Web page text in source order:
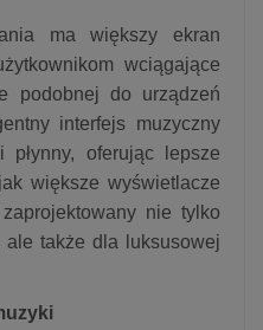
ma większy ekran
wciągające
podobnej do urządzeń
interfejs muzyczny
oferując lepsze
większe wyświetlacze
nie tylko
także dla luksusowej